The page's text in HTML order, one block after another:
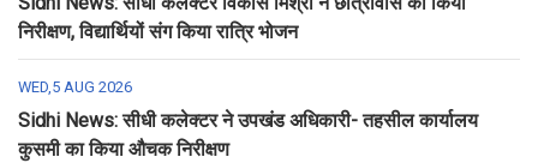
निरीक्षण, विद्यार्थियों संग किया रात्रि भोजन
WED,5 AUG 2026
Sidhi News: सीधी कलेक्टर ने उपखंड अधिकारी- तहसील कार्यालय
कुसमी का किया औचक निरीक्षण